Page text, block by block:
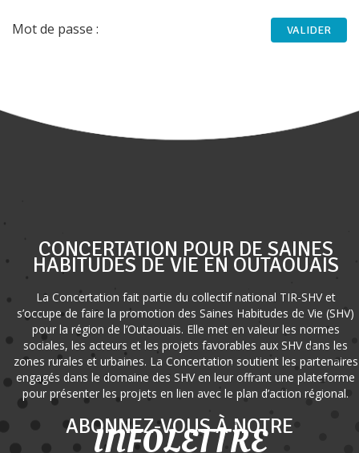
Mot de passe :
CONCERTATION POUR DE SAINES
HABITUDES DE VIE EN OUTAOUAIS
La Concertation fait partie du collectif national TIR-SHV et
s’occupe de faire la promotion des Saines Habitudes de Vie (SHV)
pour la région de l’Outaouais. Elle met en valeur les normes
sociales, les acteurs et les projets favorables aux SHV dans les
zones rurales et urbaines. La Concertation soutient les partenaires
engagés dans le domaine des SHV en leur offrant une plateforme
pour présenter les projets en lien avec le plan d’action régional.
ABONNEZ-VOUS À NOTRE
INFOLETTRE